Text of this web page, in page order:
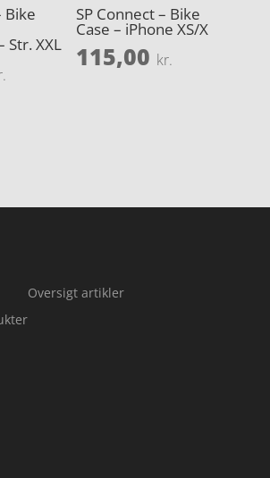
Bike
Str. XXL
SP Connect – Bike
Case – iPhone XS/X
115,00 kr.
Oversigt artikler